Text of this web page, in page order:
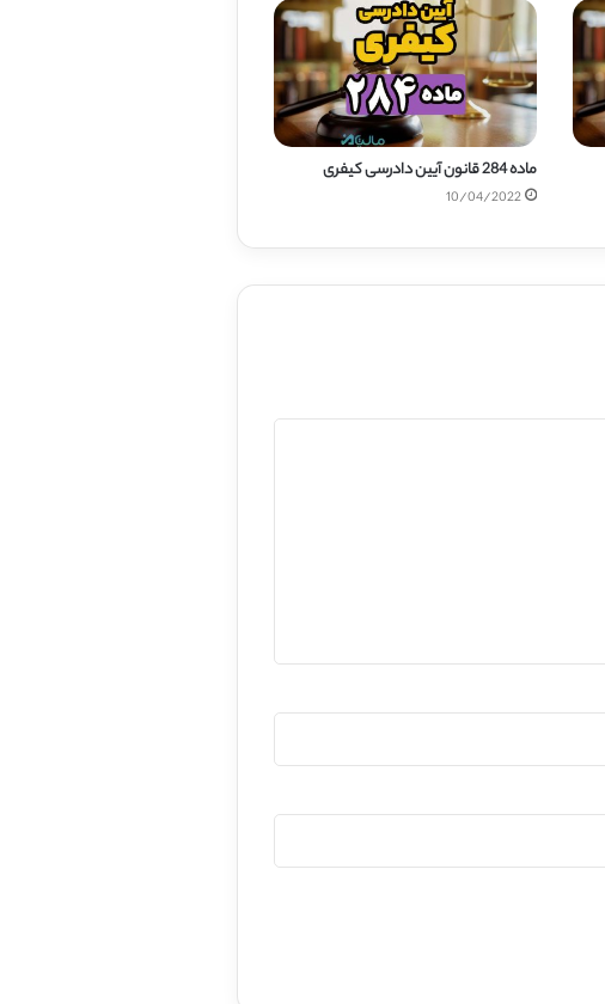
ماده 284 قانون آیین دادرسی کیفری
10/04/2022